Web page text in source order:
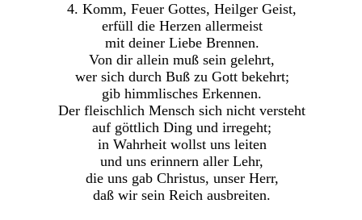
4. Komm, Feuer Gottes, Heilger Geist,
erfüll die Herzen allermeist
mit deiner Liebe Brennen.
Von dir allein muß sein gelehrt,
wer sich durch Buß zu Gott bekehrt;
gib himmlisches Erkennen.
Der fleischlich Mensch sich nicht versteht
auf göttlich Ding und irregeht;
in Wahrheit wollst uns leiten
und uns erinnern aller Lehr,
die uns gab Christus, unser Herr,
daß wir sein Reich ausbreiten.